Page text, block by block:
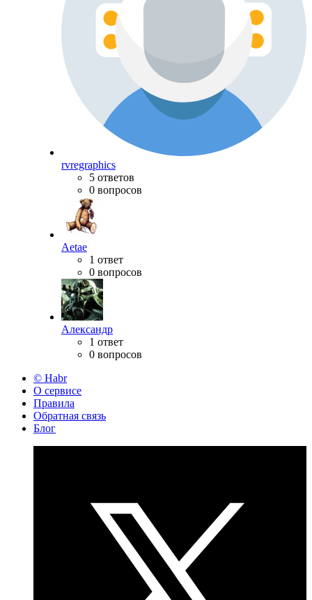
rvregraphics
5 ответов
0 вопросов
Aetae
1 ответ
0 вопросов
Александр
1 ответ
0 вопросов
© Habr
О сервисе
Правила
Обратная связь
Блог